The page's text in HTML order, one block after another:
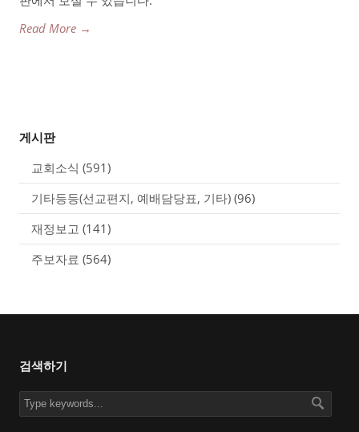
Read More →
게시판
교회소식 (591)
기타등등(선교편지, 예배담당표, 기타) (96)
재정보고 (141)
주보자료 (564)
검색하기